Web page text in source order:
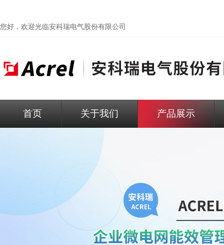
您好，欢迎光临安科瑞电气股份有限公司
首页 关于我们 产品展示